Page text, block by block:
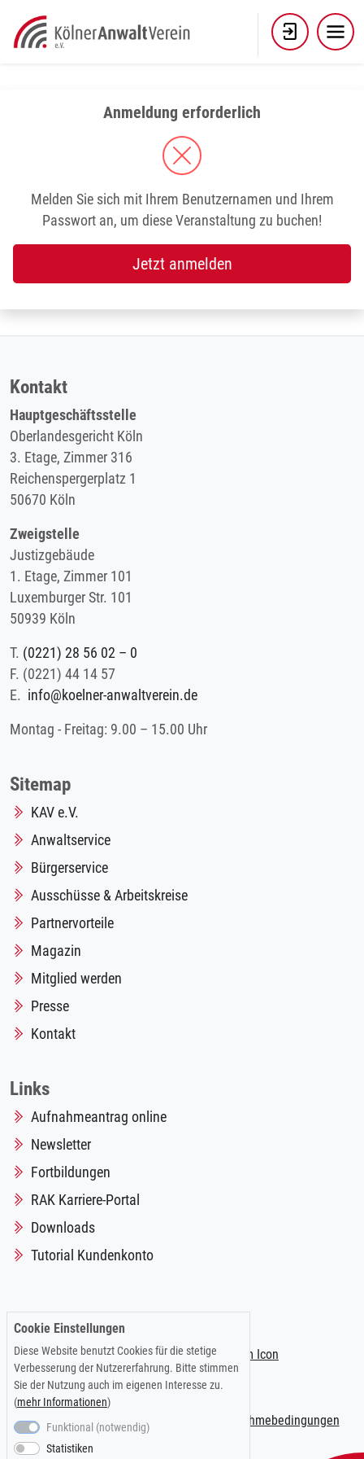
content
Anmeldung erforderlich
Melden Sie sich mit Ihrem Benutzernamen und Ihrem
Passwort an, um diese Veranstaltung zu buchen!
Jetzt anmelden
Kontakt
Hauptgeschäftsstelle
Oberlandesgericht Köln
3. Etage, Zimmer 316
Reichenspergerplatz 1
50670 Köln
Zweigstelle
Justizgebäude
1. Etage, Zimmer 101
Luxemburger Str. 101
50939 Köln
T. (0221) 28 56 02 – 0
F. (0221) 44 14 57
E. info@koelner-anwaltverein.de
Montag - Freitag: 9.00 – 15.00 Uhr
Sitemap
KAV e.V.
Anwaltservice
Bürgerservice
Ausschüsse & Arbeitskreise
Partnervorteile
Magazin
Mitglied werden
Presse
Kontakt
Links
Aufnahmeantrag online
Newsletter
Fortbildungen
RAK Karriere-Portal
Downloads
Tutorial Kundenkonto
Impressum |Datenschutzerklärung Teilnahmebedingungen
Cookie Einstellungen
Diese Website benutzt Cookies für die stetige
Verbesserung der Nutzererfahrung. Bitte stimmen
Sie der Nutzung auch im eigenen Interesse zu.
(mehr Informationen)
Funktional (notwendig)
Statistiken